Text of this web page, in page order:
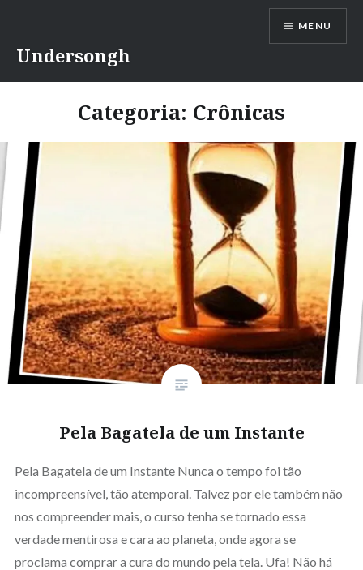
conteúdo
Undersongh
MENU
Categoria: Crônicas
Pela Bagatela de um Instante
Pela Bagatela de um Instante Nunca o tempo foi tão
incompreensível, tão atemporal. Talvez por ele também não
nos compreender mais, o curso tenha se tornado essa
verdade mentirosa e cara ao planeta, onde agora se
proclama comprar a cura do mundo pela tela. Ufa! Não há